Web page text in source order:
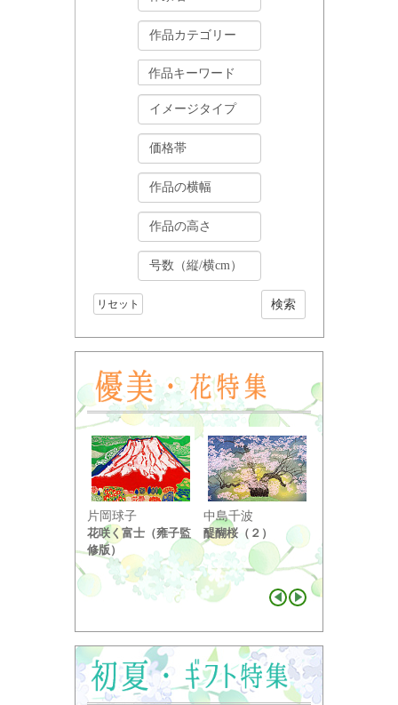
リセット
片岡球子
花咲く富士（雍子監
修版）
中島千波
醍醐桜（２）
り ...